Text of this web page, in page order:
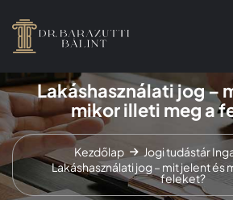
Lakáshasználati jog –
mikor illeti meg a
Kezdőlap Jogi tudástár
Lakáshasználati jog – mit jelent és
feleket?